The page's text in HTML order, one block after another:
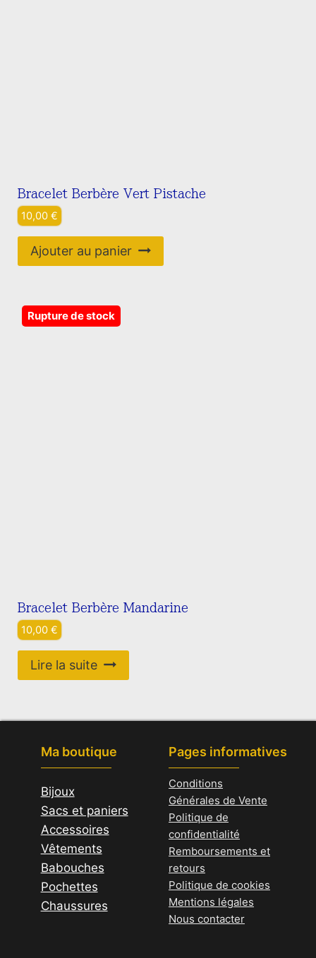
Bracelet Berbère Vert Pistache
10,00 €
Ajouter au panier
Rupture de stock
Bracelet Berbère Mandarine
10,00 €
Lire la suite
Ma boutique
Bijoux
Sacs et paniers
Accessoires
Vêtements
Babouches
Pochettes
Chaussures
Pages informatives
Conditions
Générales de Vente
Politique de
confidentialité
Remboursements et
retours
Politique de cookies
Mentions légales
Nous contacter